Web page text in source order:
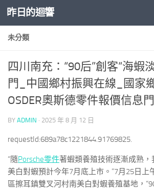
Skip to content
昨日的迴響
未分類
四川南充：“90后”創客“海蝦
門_中國鄉村振興在線_國家
OSDER奧斯德零件報價信息
BY ADMIN · 2025 年 8 月 12 日
requestId:689a78c1221844.91769825.
“隨Porsche零件著蝦類養殖技術逐漸成熟，
美白對蝦預計今年7月底上市。”7月25日上
區擦耳鎮雙叉河村南美白對蝦養殖基地，